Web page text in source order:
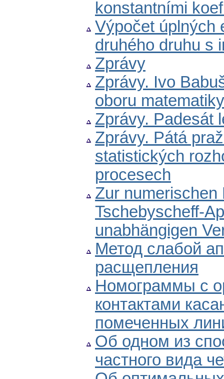
konstantními
Výpočet úplných
druhého druhu s
Zprávy
Zprávy. Ivo
oboru matematiky
Zprávy. Padesát
Zprávy. Pátá
statistických
procesech
Zur numerischen
Tschebyscheff-
unabhängigen
Метод слабой
расщепления
Номограммы с
контактами
помеченных
Об одном из
частного вида